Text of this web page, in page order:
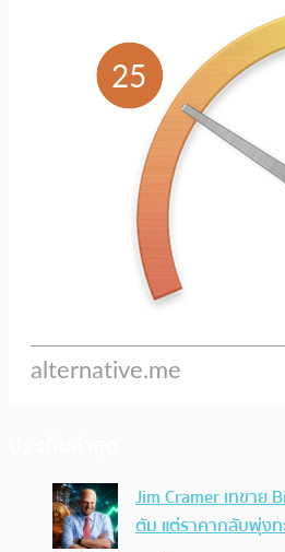
Jim Cramer เทขาย
ตัม แต่ราคากลับพุ่ง